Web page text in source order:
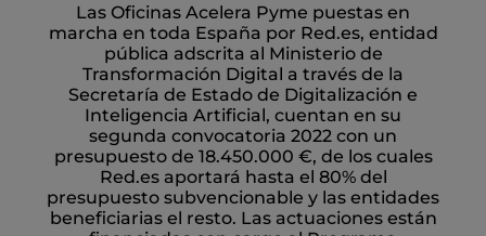
Las Oficinas Acelera Pyme puestas en
marcha en toda España por Red.es, entidad
pública adscrita al Ministerio de
Transformación Digital a través de la
Secretaría de Estado de Digitalización e
Inteligencia Artificial, cuentan en su
segunda convocatoria 2022 con un
presupuesto de 18.450.000 €, de los cuales
Red.es aportará hasta el 80% del
presupuesto subvencionable y las entidades
beneficiarias el resto. Las actuaciones están